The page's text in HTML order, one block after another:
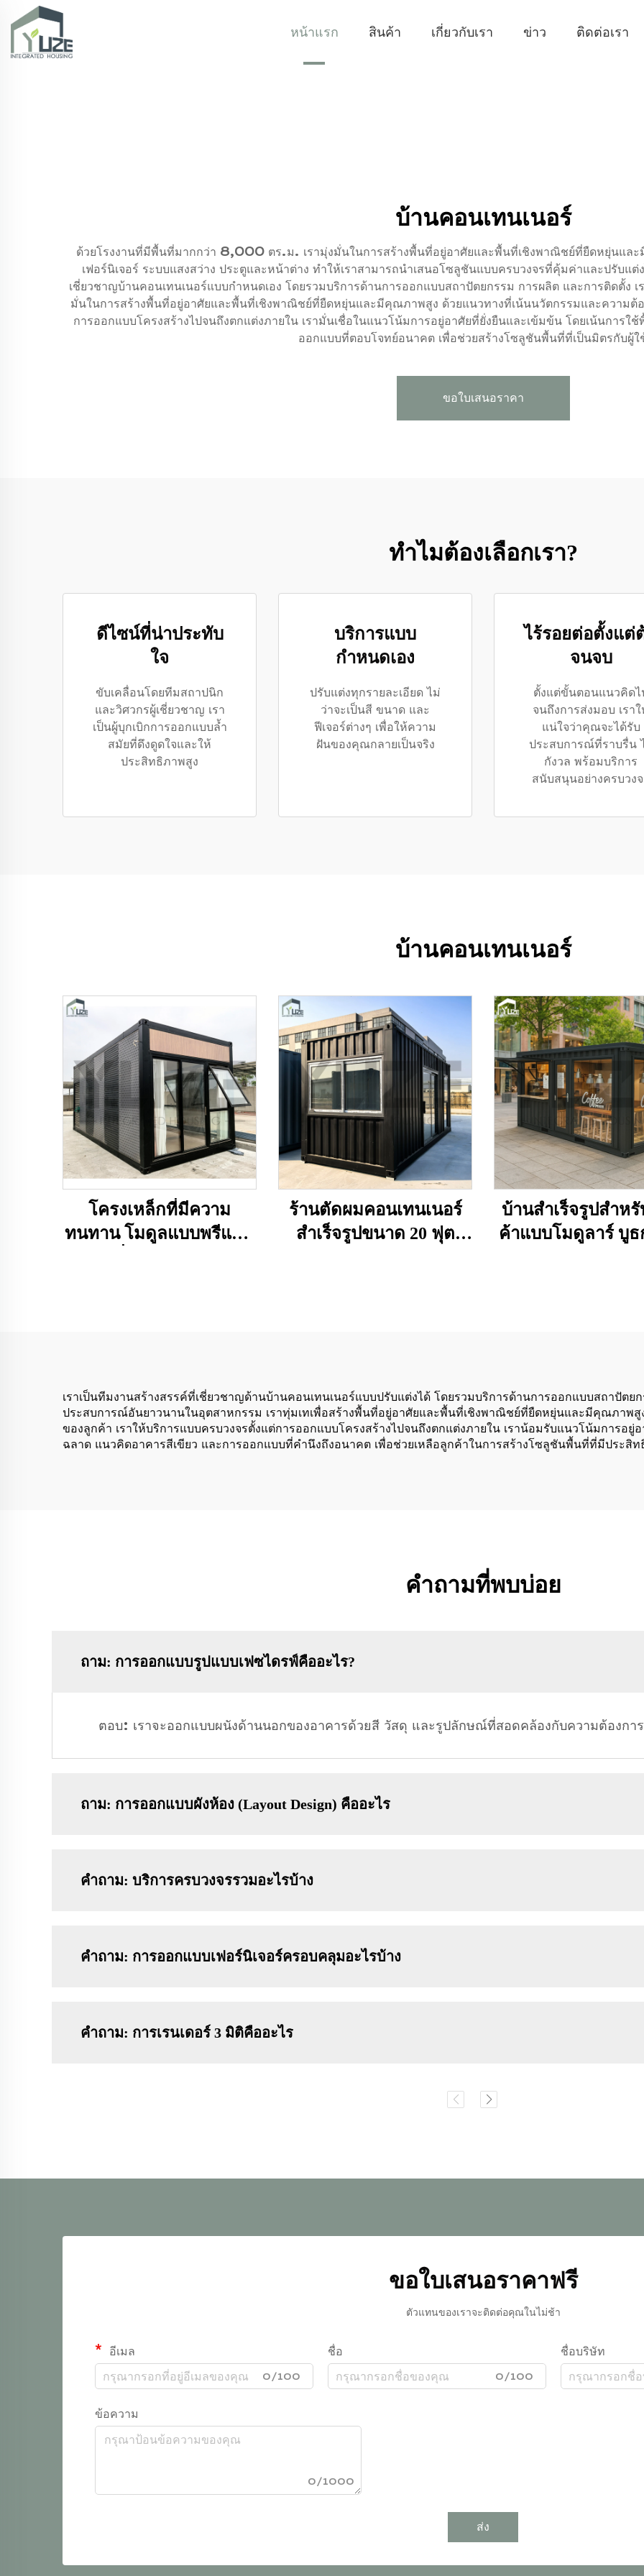
หน้าแรก สินค้า เกี่ยวกับเรา ข่าว ติดต่อเรา
บ้านคอนเทนเนอร์
ด้วยโรงงานที่มีพื้นที่มากกว่า 8,000 ตร.ม. เรามุ่งมั่นในการสร้างพื้นที่อยู่อาศัยและพื้นที่เชิงพาณิชย์ที่ยืดหยุ่นแล
เฟอร์นิเจอร์ ระบบแสงสว่าง ประตูและหน้าต่าง ทำให้เราสามารถนำเสนอโซลูชันแบบครบวงจรที่คุ้มค่าและปรับแ
เชี่ยวชาญบ้านคอนเทนเนอร์แบบกำหนดเอง โดยรวมบริการด้านการออกแบบสถาปัตยกรรม การผลิต และการติดตั้ง
มั่นในการสร้างพื้นที่อยู่อาศัยและพื้นที่เชิงพาณิชย์ที่ยืดหยุ่นและมีคุณภาพสูง ด้วยแนวทางที่เน้นนวัตกรรมและความต้อ
การออกแบบโครงสร้างไปจนถึงตกแต่งภายใน เรามั่นเชื่อในแนวโน้มการอยู่อาศัยที่ยั่งยืนและเข้มข้น โดยเน้นการ
ออกแบบที่ตอบโจทย์อนาคต เพื่อช่วยสร้างโซลูชันพื้นที่ที่เป็นมิตรกับผู้ใ
ขอใบเสนอราคา
ทำไมต้องเลือกเรา?
ดีไซน์ที่น่าประทับ
ใจ
ขับเคลื่อนโดยทีมสถาปนิก
และวิศวกรผู้เชี่ยวชาญ เรา
เป็นผู้บุกเบิกการออกแบบล้ำ
สมัยที่ดึงดูดใจและให้
ประสิทธิภาพสูง
บริการแบบ
กำหนดเอง
ปรับแต่งทุกรายละเอียด ไม่
ว่าจะเป็นสี ขนาด และ
ฟีเจอร์ต่างๆ เพื่อให้ความ
ฝันของคุณกลายเป็นจริง
ไร้รอยต่อตั้งแต่
จนจบ
ตั้งแต่ขั้นตอนแนวคิดไ
จนถึงการส่งมอบ เรา
แน่ใจว่าคุณจะได้รับ
ประสบการณ์ที่ราบรื่น
กังวล พร้อมบริการ
สนับสนุนอย่างครบวง
บ้านคอนเทนเนอร์
โครงเหล็กที่มีความ
ทนทาน โมดูลแบบพรีแฟบ
ร้านตัดผมคอนเทนเนอร์
สำเร็จรูปขนาด 20 ฟุต
บ้านสำเร็จรูปสำห
ค้าแบบโมดูลาร์ บูธ
เราเป็นทีมงานสร้างสรรค์ที่เชี่ยวชาญด้านบ้านคอนเทนเนอร์แบบปรับแต่งได้ โดยรวมบริการด้านการออกแบบสถาปัตย
ประสบการณ์อันยาวนานในอุตสาหกรรม เราทุ่มเทเพื่อสร้างพื้นที่อยู่อาศัยและพื้นที่เชิงพาณิชย์ที่ยืดหยุ่นและมีคุณภาพ
ของลูกค้า เราให้บริการแบบครบวงจรตั้งแต่การออกแบบโครงสร้างไปจนถึงตกแต่งภายใน เราน้อมรับแนวโน้มการอ
ฉลาด แนวคิดอาคารสีเขียว และการออกแบบที่คำนึงถึงอนาคต เพื่อช่วยเหลือลูกค้าในการสร้างโซลูชันพื้นที่ที่มีประสิ
คำถามที่พบบ่อย
ถาม: การออกแบบรูปแบบเฟซไดรฟ์คืออะไร?
ตอบ: เราจะออกแบบผนังด้านนอกของอาคารด้วยสี วัสดุ และรูปลักษณ์ที่สอดคล้องกับความต้องกา
ถาม: การออกแบบผังห้อง (Layout Design) คืออะไร
คำถาม: บริการครบวงจรรวมอะไรบ้าง
คำถาม: การออกแบบเฟอร์นิเจอร์ครอบคลุมอะไรบ้าง
คำถาม: การเรนเดอร์ 3 มิติคืออะไร
ขอใบเสนอราคาฟรี
ตัวแทนของเราจะติดต่อคุณในไม่ช้า
อีเมล
0/100
ชื่อ
0/100
ชื่อบริษัท
ข้อความ
0/1000
ส่ง